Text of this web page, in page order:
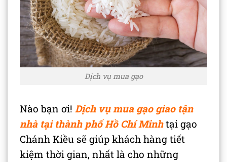
Dịch vụ mua gạo
Nào bạn ơi! Dịch vụ mua gạo giao tận
nhà tại thành phố Hồ Chí Minhtại gạo
Chánh Kiều sẽ giúp khách hàng tiết
kiệm thời gian, nhất là cho những